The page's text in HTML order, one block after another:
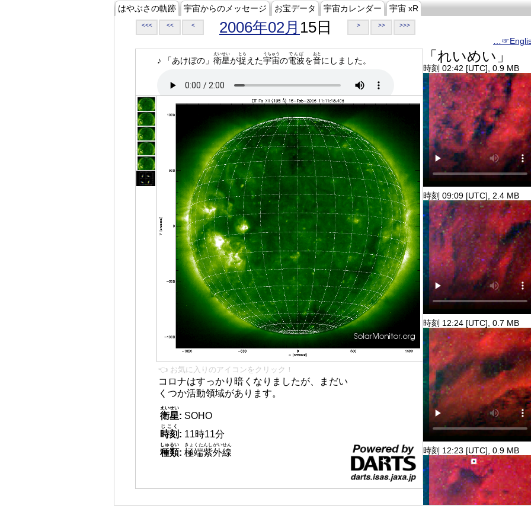
はやぶさの軌跡 宇宙からのメッセージ お宝データ 宇宙カレンダー 宇宙 xR
<<< << < 2006年02月 15日 > >> >>>
♪ 「あけぼの」 衛星
えいせい
が捉
とら
えた宇宙
うちゅう
の電波
でんぱ
を音
おと
にしました。
👈 お気に入りのアイコンをクリック！
コロナはすっかり暗くなりましたが、まだい
くつか活動領域があります。
衛星
えいせい
: SOHO
時刻
じこく
: 11時11分
種類
しゅるい
: 極端紫外線
きょくたんしがいせん
「れいめい」
時刻 02:42 [UTC], 0.9 MB
時刻 09:09 [UTC], 2.4 MB
時刻 12:24 [UTC], 0.7 MB
時刻 12:23 [UTC], 0.9 MB